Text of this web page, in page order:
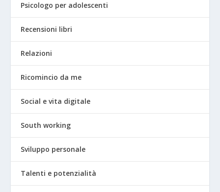
Psicologo per adolescenti
Recensioni libri
Relazioni
Ricomincio da me
Social e vita digitale
South working
Sviluppo personale
Talenti e potenzialità